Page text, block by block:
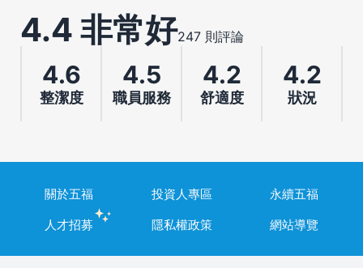
4.4 非常好247 則評論
4.6
整潔度
4.5
職員服務
4.2
舒適度
4.2
狀況
關於五福 投資人專區
永續五福
人才招募
隱私權政策 網站導覽